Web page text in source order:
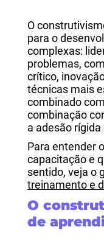
O
para o
complexas:
problemas,
crítico,
técnicas mais
combinado
combinação
a adesão
Para entender
capacitação e
sentido, veja o
treinamento e
O
de